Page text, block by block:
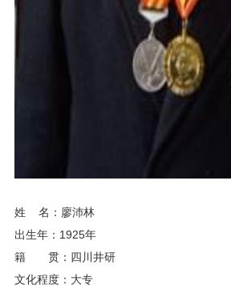
姓 名：廖沛林
出生年：1925年
籍 贯：四川井研
文化程度：大专